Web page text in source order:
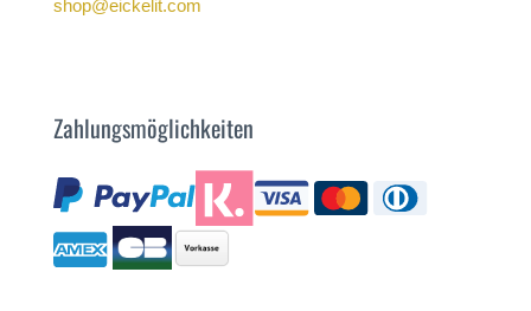
shop@eickelit.com
Zahlungsmöglichkeiten